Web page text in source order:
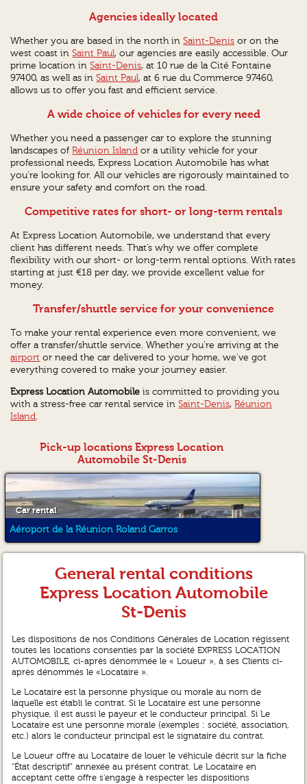
Agencies ideally located
Whether you are based in the north inSaint-Denis or on the
west coast inSaint Paul, our agencies are easily accessible. Our
prime location inSaint-Denis, at 10 rue de la Cité Fontaine
97400, as well as inSaint Paul, at 6 rue du Commerce 97460,
allows us to offer you fast and efficient service.
A wide choice of vehicles for every need
Whether you need a passenger car to explore the stunning
landscapes ofRéunion Island or a utility vehicle for your
professional needs, Express Location Automobile has what
you’re looking for. All our vehicles are rigorously maintained to
ensure your safety and comfort on the road.
Competitive rates for short- or long-term rentals
At Express Location Automobile, we understand that every
client has different needs. That’s why we offer complete
flexibility with our short- or long-term rental options. With rates
starting at just €18 per day, we provide excellent value for
money.
Transfer/shuttle service for your convenience
To make your rental experience even more convenient, we
offer a transfer/shuttle service. Whether you’re arriving at the
airport or need the car delivered to your home, we’ve got
everything covered to make your journey easier.
Express Location Automobile is committed to providing you
with a stress-free car rental service inSaint-Denis,Réunion
Island.
Pick-up locations Express Location
Automobile St-Denis
Car rental
Aéroport de la Réunion Roland Garros
General rental conditions
Express Location Automobile
St-Denis
Les dispositions de nos Conditions Générales de Location régissent
toutes les locations consenties par la société EXPRESS LOCATION
AUTOMOBILE, ci-après dénommée le « Loueur », à ses Clients ci-
après dénommés le «Locataire ».
Le Locataire est la personne physique ou morale au nom de
laquelle est établi le contrat. Si le Locataire est une personne
physique, il est aussi le payeur et le conducteur principal. Si Le
Locataire est une personne morale (exemples : société, association,
etc.) alors le conducteur principal est le signataire du contrat.
Le Loueur offre au Locataire de louer le véhicule décrit sur la fiche
"État descriptif" annexée au présent contrat. Le Locataire en
acceptant cette offre s'engage à respecter les dispositions